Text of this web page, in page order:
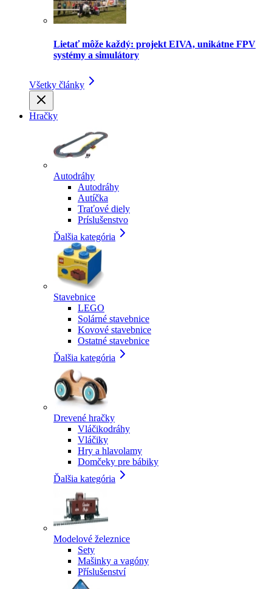
Lietať môže každý: projekt EIVA, unikátne FPV
systémy a simulátory
Všetky články
Hračky
Autodráhy
Autodráhy
Autíčka
Traťové diely
Príslušenstvo
Ďalšia kategória
Stavebnice
LEGO
Solárné stavebnice
Kovové stavebnice
Ostatné stavebnice
Ďalšia kategória
Drevené hračky
Vláčikodráhy
Vláčiky
Hry a hlavolamy
Domčeky pre bábiky
Ďalšia kategória
Modelové železnice
Sety
Mašinky a vagóny
Příslušenství